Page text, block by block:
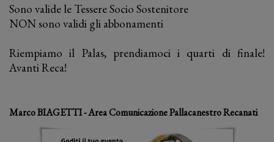
Sono valide le Tessere Socio Sostenitore
NON sono validi gli abbonamenti
Riempiamo il Palas, prendiamoci i quarti di finale!
Avanti Reca!
Marco BIAGETTI - Area Comunicazione Pallacanestro Recanati